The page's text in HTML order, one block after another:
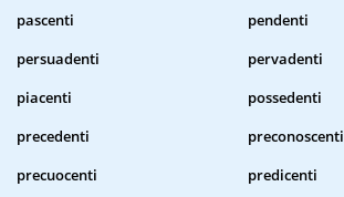
pascenti
pendenti
persuadenti
pervadenti
piacenti
possedenti
precedenti
preconoscenti
precuocenti
predicenti